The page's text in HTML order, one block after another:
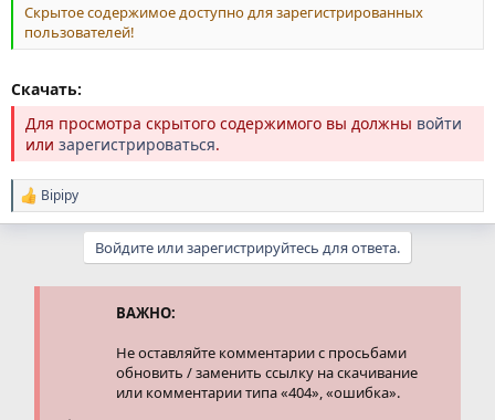
Скрытое содержимое доступно для зарегистрированных
пользователей!
Скачать:
Для просмотра скрытого содержимого вы должны войти
или зарегистрироваться.
Р
е
Bipipy
Войдите или зарегистрируйтесь для ответа.
ВАЖНО:
Не оставляйте комментарии с просьбами
обновить / заменить ссылку на скачивание
или комментарии типа «404», «ошибка».